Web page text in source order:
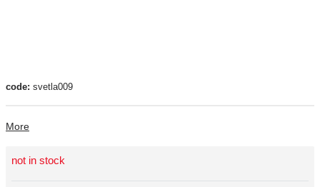
code: svetla009
More
not in stock